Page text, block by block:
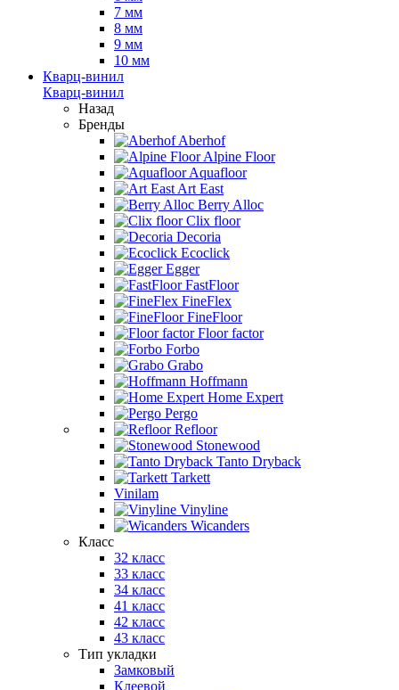
7 мм
8 мм
9 мм
10 мм
Кварц-винил
Кварц-винил
Назад
Бренды
Aberhof
Alpine Floor
Aquafloor
Art East
Berry Alloc
Clix floor
Decoria
Ecoclick
Egger
FastFloor
FineFlex
FineFloor
Floor factor
Forbo
Grabo
Hoffmann
Home Expert
Pergo
Refloor
Stonewood
Tanto Dryback
Tarkett
Vinilam
Vinyline
Wicanders
Класс
32 класс
33 класс
34 класс
41 класс
42 класс
43 класс
Тип укладки
Замковый
Клеевой